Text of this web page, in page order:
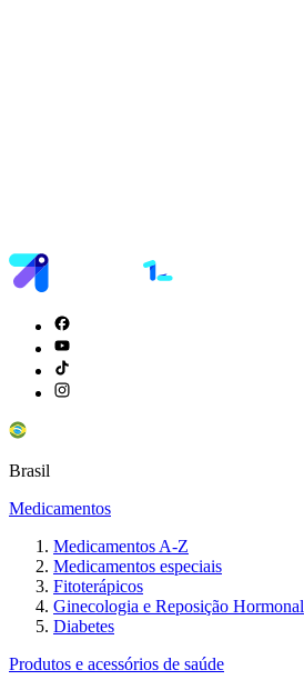
Brasil
Medicamentos
Medicamentos A-Z
Medicamentos especiais
Fitoterápicos
Ginecologia e Reposição Hormonal
Diabetes
Produtos e acessórios de saúde